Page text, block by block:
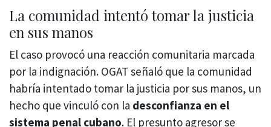
La comunidad intentó tomar la justicia
en sus manos
El caso provocó una reacción comunitaria marcada
por la indignación. OGAT señaló que la comunidad
habría intentado tomar la justicia por sus manos, un
hecho que vinculó con la desconfianza en el
sistema penal cubano. El presunto agresor se